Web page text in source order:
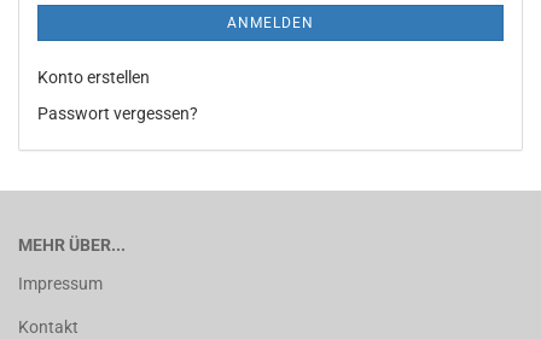
ANMELDEN
Konto erstellen
Passwort vergessen?
MEHR ÜBER...
Impressum
Kontakt